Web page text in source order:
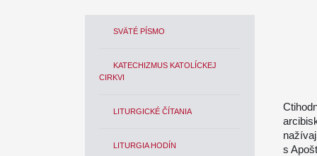
SVÄTÉ PÍSMO
KATECHIZMUS KATOLÍCKEJ
CIRKVI
LITURGICKÉ ČÍTANIA
LITURGIA HODÍN
s